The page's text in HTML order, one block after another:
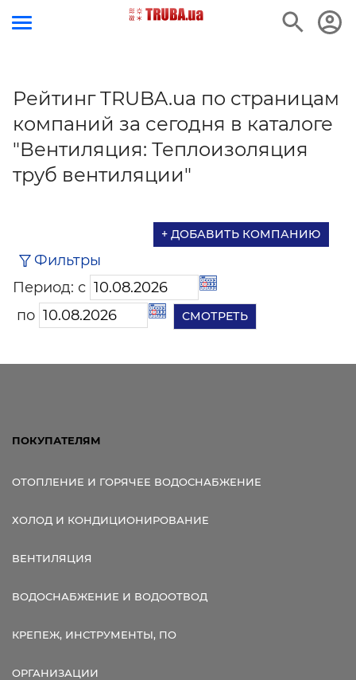
Рейтинг TRUBA.ua по страницам
компаний за сегодня в каталоге
"Вентиляция: Теплоизоляция
труб вентиляции"
+ ДОБАВИТЬ КОМПАНИЮ
Фильтры
Период: с
по
ПОКУПАТЕЛЯМ
ОТОПЛЕНИЕ И ГОРЯЧЕЕ ВОДОСНАБЖЕНИЕ
ХОЛОД И КОНДИЦИОНИРОВАНИЕ
ВЕНТИЛЯЦИЯ
ВОДОСНАБЖЕНИЕ И ВОДООТВОД
КРЕПЕЖ, ИНСТРУМЕНТЫ, ПО
ОРГАНИЗАЦИИ